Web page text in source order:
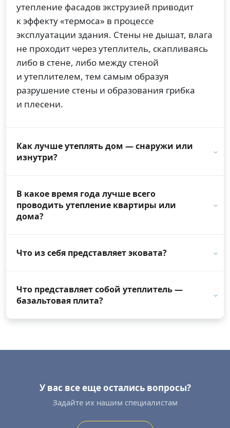
утепление фасадов экструзией приводит
к эффекту «термоса» в процессе
эксплуатации здания. Стены не дышат, влага
не проходит через утеплитель, скапливаясь
либо в стене, либо между стеной
и утеплителем, тем самым образуя
разрушение стены и образования грибка
и плесени.
Как лучше утеплять дом — снаружи или
изнутри?
В какое время года лучше всего
проводить утепление квартиры или
дома?
Что из себя представляет эковата?
Что представляет собой утеплитель —
базальтовая плита?
У вас все еще остались вопросы?
Задайте их нашим специалистам